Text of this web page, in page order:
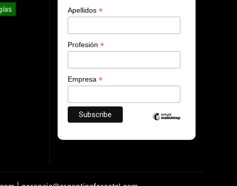
Apellidos*
Profesión*
Empresa*